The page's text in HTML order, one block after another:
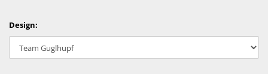
Design: